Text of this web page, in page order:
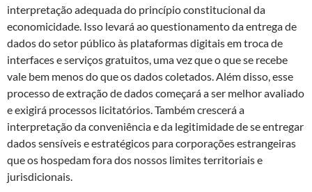
interpretação adequada do princípio constitucional da
economicidade. Isso levará ao questionamento da entrega de
dados do setor público às plataformas digitais em troca de
interfaces e serviços gratuitos, uma vez que o que se recebe
vale bem menos do que os dados coletados. Além disso, esse
processo de extração de dados começará a ser melhor avaliado
e exigirá processos licitatórios. Também crescerá a
interpretação da conveniência e da legitimidade de se entregar
dados sensíveis e estratégicos para corporações estrangeiras
que os hospedam fora dos nossos limites territoriais e
jurisdicionais.